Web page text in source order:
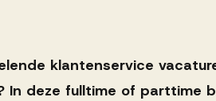
klantenservice
In deze fulltime of parttime